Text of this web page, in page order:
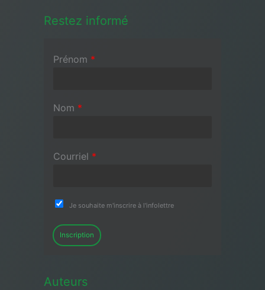
Restez informé
Prénom *
Nom *
Courriel *
Je souhaite m'inscrire à l'infolettre
Inscription
Auteurs